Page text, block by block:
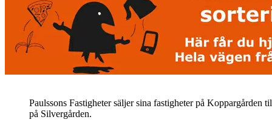
Paulssons Fastigheter säljer sina fastigheter på Koppargården
på Silvergården.